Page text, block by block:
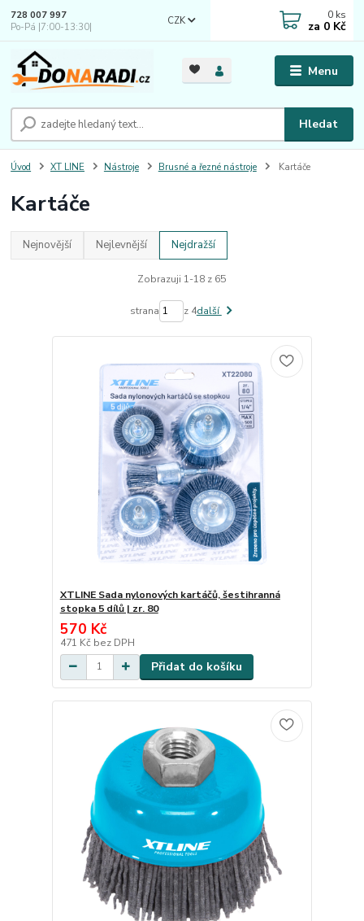
Menu
CZK
Hledat
728 007 997
Po-Pá |7:00-13:30|
0 ks
za 0 Kč
Úvod XT LINE Nástroje Brusné a řezné nástroje Kartáče
Kartáče
Nejnovější Nejlevnější Nejdražší
Zobrazuji 1-18 z 65
strana z 4další
XTLINE Sada nylonových kartáčů, šestihranná
stopka 5 dílů | zr. 80
570 Kč
471 Kč bez DPH
Přidat do košíku